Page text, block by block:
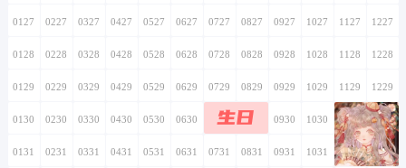
0127 0227 0327 0427 0527 0627 0727 0827 0927 1027 1127 1227
0128 0228 0328 0428 0528 0628 0728 0828 0928 1028 1128 1228
0129 0229 0329 0429 0529 0629 0729 0829 0929 1029 1129 1229
0130 0230 0330 0430 0530 0630 0730
生日
0830 0930 1030 1130 1230
0131 0231 0331 0431 0531 0631 0731 0831 0931 1031 1131 1231